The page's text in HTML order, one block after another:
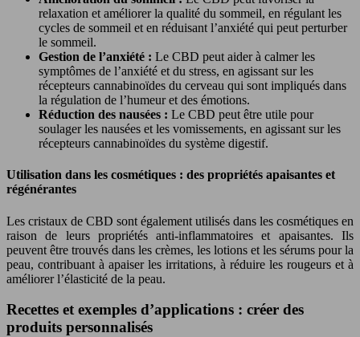
relaxation et améliorer la qualité du sommeil, en régulant les
cycles de sommeil et en réduisant l’anxiété qui peut perturber
le sommeil.
Gestion de l’anxiété : Le CBD peut aider à calmer les
symptômes de l’anxiété et du stress, en agissant sur les
récepteurs cannabinoïdes du cerveau qui sont impliqués dans
la régulation de l’humeur et des émotions.
Réduction des nausées : Le CBD peut être utile pour
soulager les nausées et les vomissements, en agissant sur les
récepteurs cannabinoïdes du système digestif.
Utilisation dans les cosmétiques : des propriétés apaisantes et
régénérantes
Les cristaux de CBD sont également utilisés dans les cosmétiques en
raison de leurs propriétés anti-inflammatoires et apaisantes. Ils
peuvent être trouvés dans les crèmes, les lotions et les sérums pour la
peau, contribuant à apaiser les irritations, à réduire les rougeurs et à
améliorer l’élasticité de la peau.
Recettes et exemples d’applications : créer des
produits personnalisés